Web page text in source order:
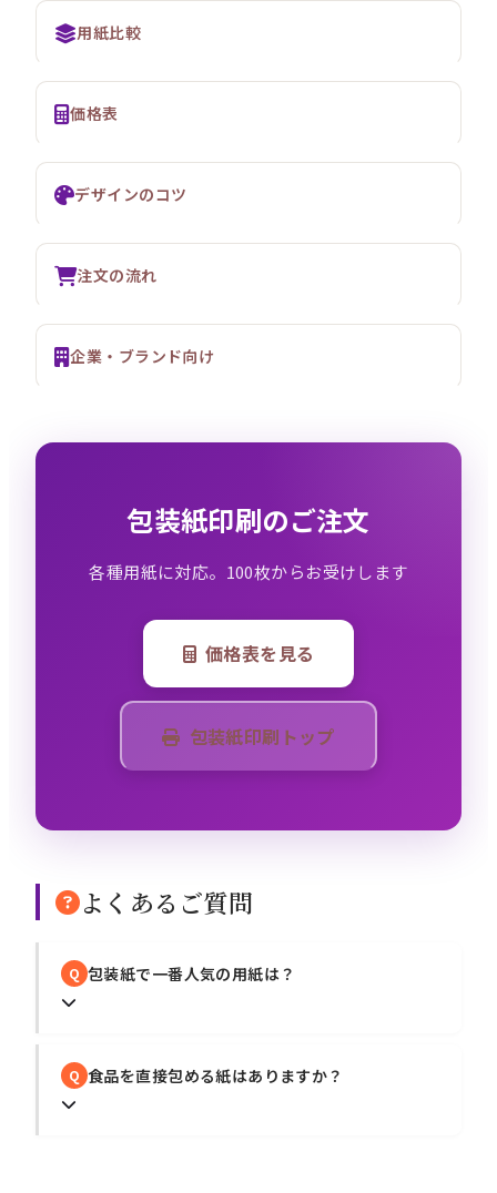
用紙比較
価格表
デザインのコツ
注文の流れ
企業・ブランド向け
包装紙印刷のご注文
各種用紙に対応。100枚からお受けします
価格表を見る
包装紙印刷トップ
よくあるご質問
Q 包装紙で一番人気の用紙は？
Q 食品を直接包める紙はありますか？